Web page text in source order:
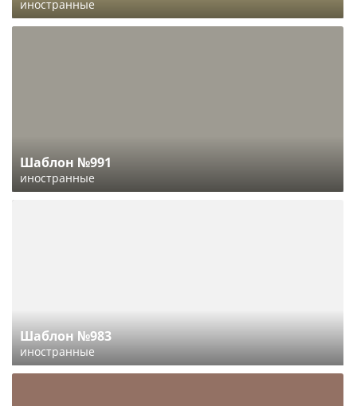
иностранные
Шаблон №991
иностранные
Шаблон №983
иностранные